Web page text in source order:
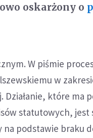
oskarżony o
W piśmie
w
które ma
statutowych, jest
podstawie braku